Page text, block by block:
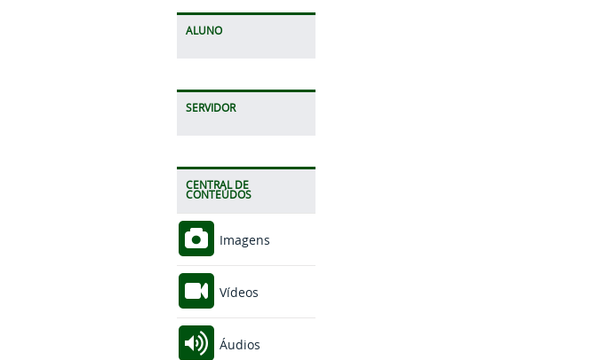
ALUNO
SERVIDOR
CENTRAL DE
CONTEÚDOS
Imagens
Vídeos
Áudios